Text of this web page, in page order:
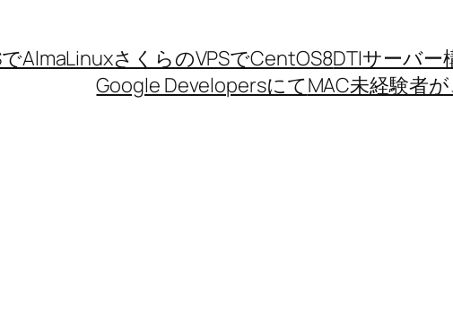
AlmaLinuxさくらのVPSでCentOS8DTIサーバー
Google DevelopersにてMAC未経験者